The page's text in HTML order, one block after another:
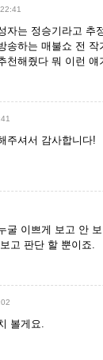
자는 정승기라고 추
송하는 매불쇼 전 작
천해줬다 뭐 이런
주셔서 감사합니다!
굴 이쁘게 보고 안
고 판단 할 뿐이죠.
볼게요.